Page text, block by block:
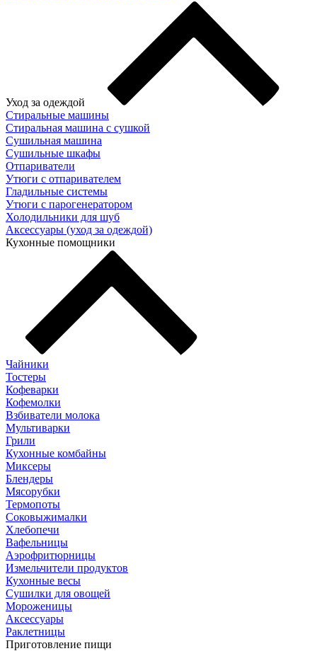
Уход за одеждой
Стиральные машины
Стиральная машина с сушкой
Сушильная машина
Сушильные шкафы
Отпариватели
Утюги с отпаривателем
Гладильные системы
Утюги с парогенератором
Холодильники для шуб
Аксессуары (уход за одеждой)
Кухонные помощники
Чайники
Тостеры
Кофеварки
Кофемолки
Взбиватели молока
Мультиварки
Грили
Кухонные комбайны
Mиксеры
Блендеры
Мясорубки
Термопоты
Соковыжималки
Хлебопечи
Вафельницы
Аэрофритюрницы
Измельчители продуктов
Кухонные весы
Сушилки для овощей
Мороженицы
Аксессуары
Раклетницы
Приготовление пищи